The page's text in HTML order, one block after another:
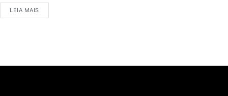
LEIA MAIS